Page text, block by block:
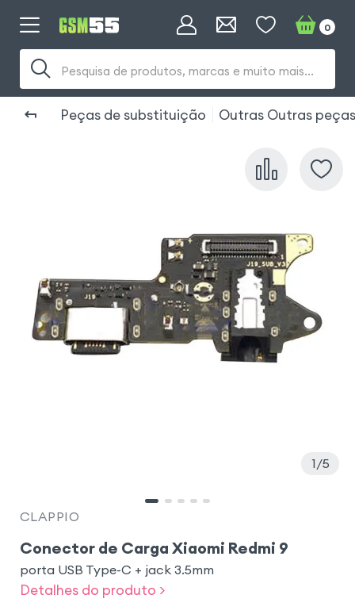
Pesquisa de produtos, marcas e muito mais...
0
Peças de substituição Outras Outras
1 5
CLAPPIO
Conector de Carga Xiaomi Redmi 9
porta USB Type-C + jack 3.5mm
Detalhes do produto >